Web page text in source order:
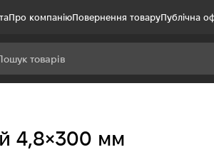
Про компаніюПовернення товаруПублічна
4,8×300 мм